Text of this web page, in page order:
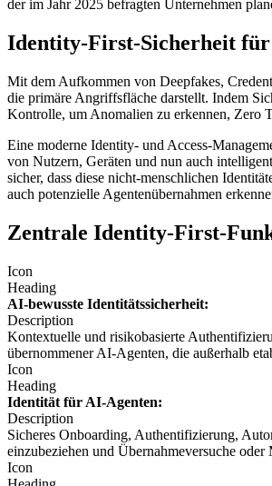
der im Jahr 2025 befragten Unternehmen
Identity-First-Sicherheit
Mit dem Aufkommen von Deepfakes,
die primäre Angriffsfläche darstellt. Indem
Kontrolle, um Anomalien zu erkennen, Zero
Eine moderne Identity- und Access-
von Nutzern, Geräten und nun auch
sicher, dass diese nicht-menschlichen
auch potenzielle Agentenübernahmen
Zentrale Identity-First-
Icon
Heading
AI-bewusste Identitätssicherheit:
Description
Kontextuelle und risikobasierte
übernommener AI-Agenten, die außerhalb
Icon
Heading
Identität für AI-Agenten:
Description
Sicheres Onboarding, Authentifizierung,
einzubeziehen und Übernahmeversuche
Icon